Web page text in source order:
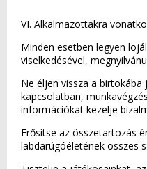
VI. Alkalmazottakra
Minden esetben legyen
viselkedésével,
Ne éljen vissza a
kapcsolatban,
információkat kezelje
Erősítse az összetartozás
labdarúgóéletének összes